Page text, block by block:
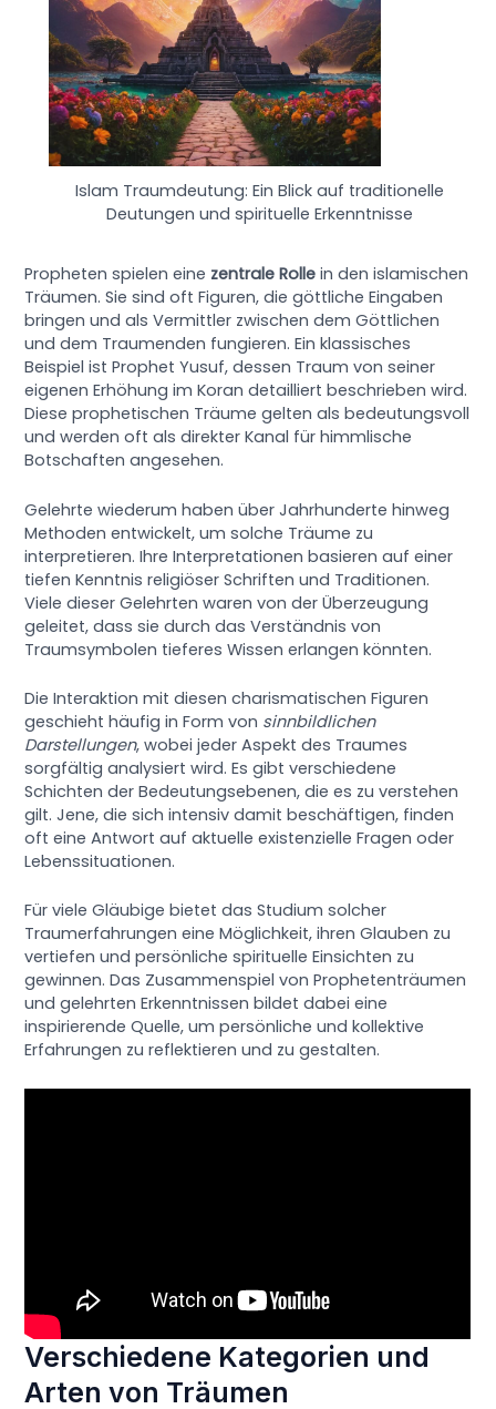
Islam Traumdeutung: Ein Blick auf traditionelle
Deutungen und spirituelle Erkenntnisse
Propheten spielen eine zentrale Rolle in den islamischen
Träumen. Sie sind oft Figuren, die göttliche Eingaben
bringen und als Vermittler zwischen dem Göttlichen
und dem Traumenden fungieren. Ein klassisches
Beispiel ist Prophet Yusuf, dessen Traum von seiner
eigenen Erhöhung im Koran detailliert beschrieben wird.
Diese prophetischen Träume gelten als bedeutungsvoll
und werden oft als direkter Kanal für himmlische
Botschaften angesehen.
Gelehrte wiederum haben über Jahrhunderte hinweg
Methoden entwickelt, um solche Träume zu
interpretieren. Ihre Interpretationen basieren auf einer
tiefen Kenntnis religiöser Schriften und Traditionen.
Viele dieser Gelehrten waren von der Überzeugung
geleitet, dass sie durch das Verständnis von
Traumsymbolen tieferes Wissen erlangen könnten.
Die Interaktion mit diesen charismatischen Figuren
geschieht häufig in Form von sinnbildlichen
Darstellungen, wobei jeder Aspekt des Traumes
sorgfältig analysiert wird. Es gibt verschiedene
Schichten der Bedeutungsebenen, die es zu verstehen
gilt. Jene, die sich intensiv damit beschäftigen, finden
oft eine Antwort auf aktuelle existenzielle Fragen oder
Lebenssituationen.
Für viele Gläubige bietet das Studium solcher
Traumerfahrungen eine Möglichkeit, ihren Glauben zu
vertiefen und persönliche spirituelle Einsichten zu
gewinnen. Das Zusammenspiel von Prophetenträumen
und gelehrten Erkenntnissen bildet dabei eine
inspirierende Quelle, um persönliche und kollektive
Erfahrungen zu reflektieren und zu gestalten.
Verschiedene Kategorien und
Arten von Träumen